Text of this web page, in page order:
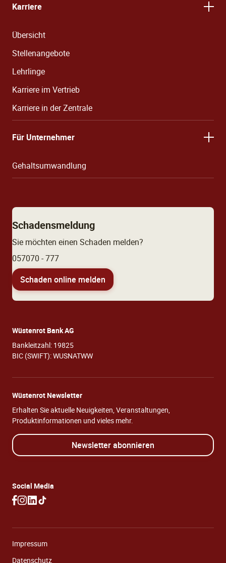
Karriere
Übersicht
Stellenangebote
Lehrlinge
Karriere im Vertrieb
Karriere in der Zentrale
Für Unternehmer
Gehaltsumwandlung
Schadensmeldung
Sie möchten einen Schaden melden?
057070 - 777
Schaden online melden
Wüstenrot Bank AG
Bankleitzahl: 19825
BIC (SWIFT): WUSNATWW
Wüstenrot Newsletter
Erhalten Sie aktuelle Neuigkeiten, Veranstaltungen,
Produktinformationen und vieles mehr.
Newsletter abonnieren
Social Media
Impressum
Datenschutz